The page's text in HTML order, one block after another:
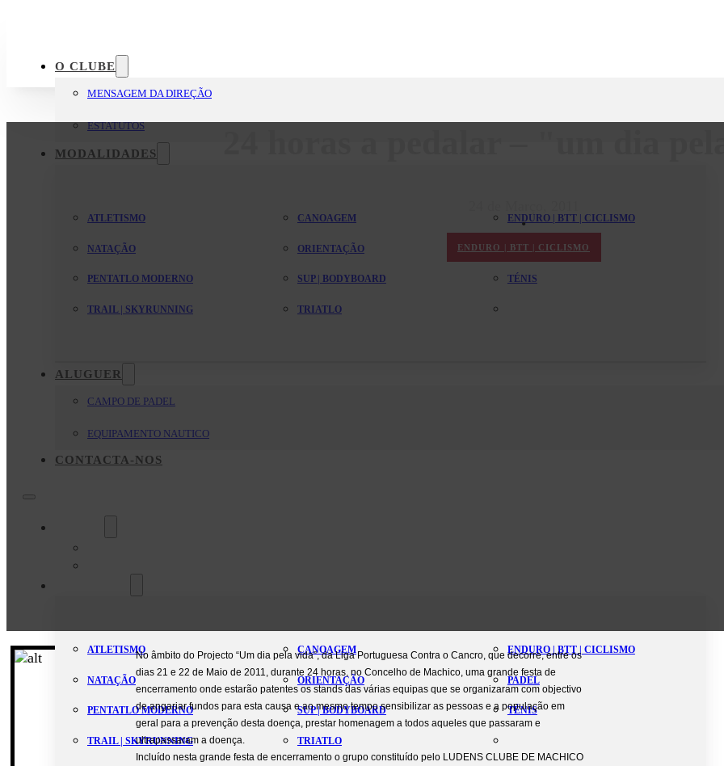
O CLUBE
MENSAGEM DA DIREÇÃO
ESTATUTOS
MODALIDADES
ATLETISMO CANOAGEM ENDURO | BTT | CICLISMO
NATAÇÃO ORIENTAÇÃO PADEL
PENTATLO MODERNO SUP | BODYBOARD TÉNIS
TRAIL | SKYRUNNING TRIATLO
ALUGUER
CAMPO DE PADEL
EQUIPAMENTO NAUTICO
CONTACTA-NOS
ATLETISMO CANOAGEM ENDURO | BTT | CICLISMO
NATAÇÃO ORIENTAÇÃO PADEL
PENTATLO MODERNO SUP | BODYBOARD TÉNIS
TRAIL | SKYRUNNING TRIATLO
ENDURO | BTT | CICLISMO
No âmbito do Projecto “Um dia pela vida”, da Liga Portuguesa Contra o Cancro, que decorre, entre os
dias 21 e 22 de Maio de 2011, durante 24 horas, no Concelho de Machico, uma grande festa de
encerramento onde estarão patentes os stands das várias equipas que se organizaram com objectivo
de angariar fundos para esta causa e ao mesmo tempo sensibilizar as pessoas e a população em
geral para a prevenção desta doença, prestar homenagem a todos aqueles que passaram e
ultrapassaram a doença.
Incluído nesta grande festa de encerramento o grupo constituído pelo LUDENS CLUBE DE MACHICO